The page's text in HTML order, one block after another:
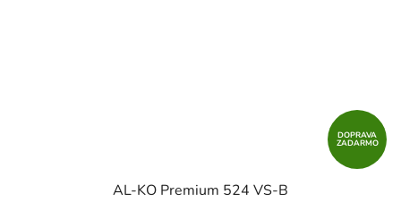
DOPRAVA
ZADARMO
AL-KO Premium 524 VS-B